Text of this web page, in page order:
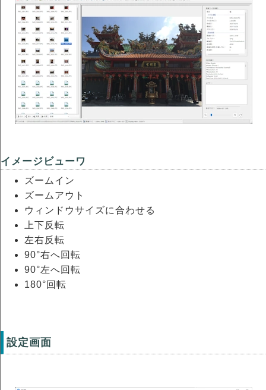
イメージビューワ
ズームイン
ズームアウト
ウィンドウサイズに合わせる
上下反転
左右反転
90°右へ回転
90°左へ回転
180°回転
設定画面